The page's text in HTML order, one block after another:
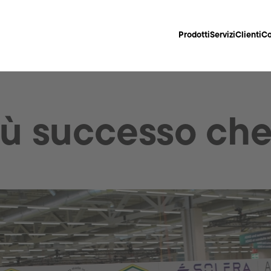
ProdottiServiziClienti
successo